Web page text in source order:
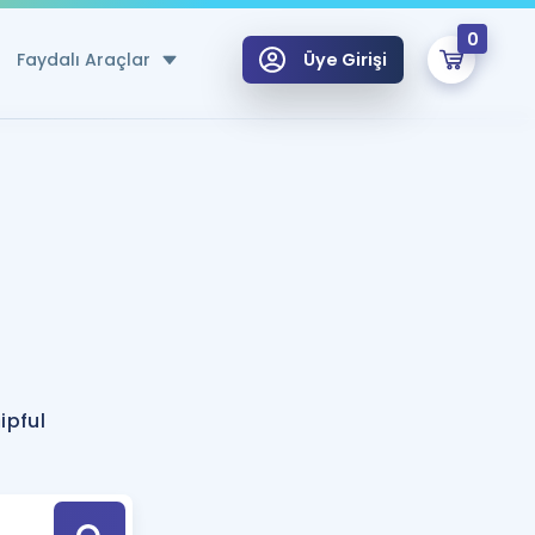
Faydalı Araçlar
Hesaplama Aracı
için Öneriler
Tek Takvimde
Üye Girişi
0
Hoca ile seni sınava hazırlayacak onlarca eğitim seni bekliyor!